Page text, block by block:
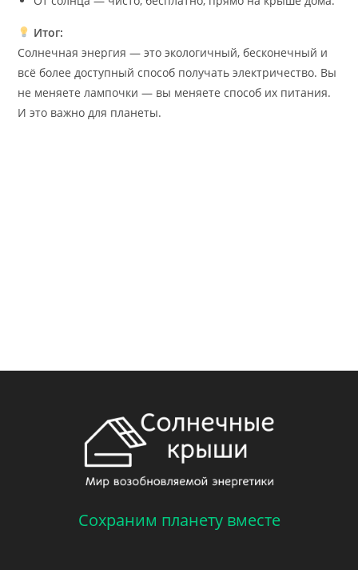
Итог:
Солнечная энергия — это экологичный, бесконечный и
всё более доступный способ получать электричество. Вы
не меняете лампочки — вы меняете способ их питания.
И это важно для планеты.
Сохраним планету вместе